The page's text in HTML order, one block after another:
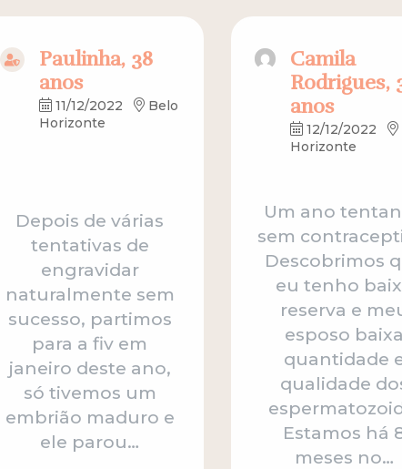
Paulinha, 38
anos
11/12/2022
Belo
Horizonte
Depois de várias
tentativas de
engravidar
naturalmente sem
sucesso, partimos
para a fiv em
janeiro deste ano,
só tivemos um
embrião maduro e
ele parou…
Camila
Rodrigues,
anos
12/12/2022
Horizonte
Um ano
sem
Descobrimos
eu tenho
reserva e
esposo baixa
quantidade
qualidade
Estamos há
meses no…